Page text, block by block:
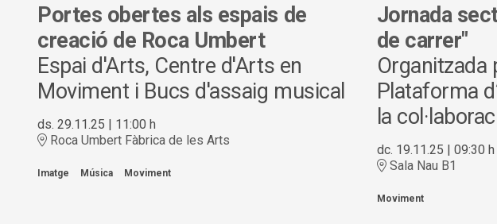
Portes obertes als espais de
creació de Roca Umbert
Espai d'Arts, Centre d'Arts en
Moviment i Bucs d'assaig musical
ds. 29.11.25
11:00 h
Roca Umbert Fàbrica de les Arts
Imatge Música Moviment
Jornada
de carrer"
Organitzada
Plataforma
la
dc. 19.11.25
09:30 h
Sala Nau B1
Moviment